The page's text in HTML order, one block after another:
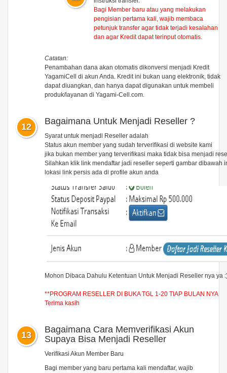
Bagi Member baru atau yang melakukan
pengisian pertama kali, wajib membaca
petunjuk transfer agar tidak terjadi kesalahan
dan agar Kredit dapat terinput otomatis.
Catatan:
Penambahan dana akan otomatis dikonversi menjadi Kredit
YagamiCell
di akun Anda. Kredit ini bukan uang elektronik, tidak
dapat diuangkan, dan hanya dapat digunakan untuk membeli
produk/layanan di Yagami-Cell.com.
12
Bagaimana Untuk Menjadi Reseller ?
Syarat untuk menjadi Reseller adalah
Status akun member yang sudah terverifikasi di website kami
jika bukan member yang terverifikasi maka tidak bisa menjadi
Silahkan klik link mendaftar jadi reseller seperti gambar dibawah
lokasi link persis ada di profile akun anda
Mohon Dibaca Dahulu Ketentuan Untuk Menjadi Reseller nya ya
**PROGRAM RESELLER DI BUKA TGL 1-20 TIAP BULAN NYA
Terima kasih
13
Bagaimana Cara Memverifikasi Akun
Supaya Bisa Menjadi Reseller
Verifikasi Akun Member Baru
Bagi member yang baru pertama kali mendaftar, wajib